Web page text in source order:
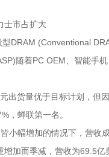
士市占扩大
DRAM (Conventional
随着PC OEM、智能手
出货量优于目标计划，但
，蝉联第一名。
小幅增加的情况下，营收
加而季减，营收为69.5亿